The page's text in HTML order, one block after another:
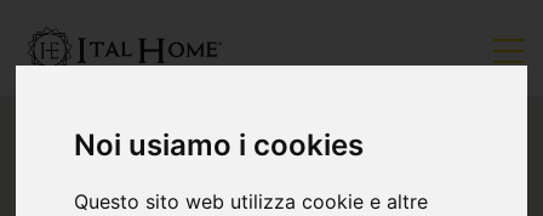
Noi usiamo i cookies
Questo sito web utilizza cookie e altre